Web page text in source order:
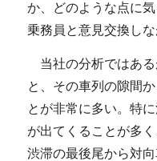
か、どのような点に
乗務員と意見交換しな
当社の分析ではある
と、その車列の隙間
とが非常に多い。特
が出てくることが多
渋滞の最後尾から対